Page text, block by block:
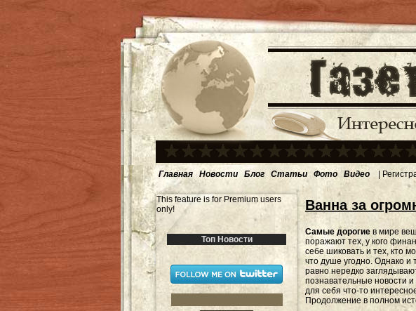
Главная Новости Блог Статьи Фото Видео |
This feature is for Premium users
only!
Топ Новости
Ванна за
Самые дорогие в мире
поражают тех, у кого
себе шиковать и тех, кто
что душе угодно. Однако и
равно нередко
познавательные новости
для себя что-то
Продолжение в полном